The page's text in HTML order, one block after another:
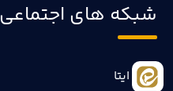
شبکه های اجتماعی
ایتا